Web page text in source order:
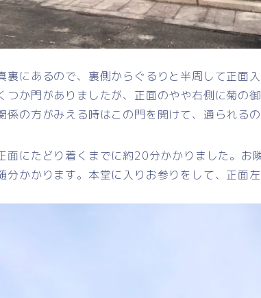
裏にあるので、裏側からぐるりと半周して正面
つか門がありましたが、正面のやや右側に菊の
係の方がみえる時はこの門を開けて、通られるの
面にたどり着くまでに約20分かかりました。お
分かかります。本堂に入りお参りをして、正面